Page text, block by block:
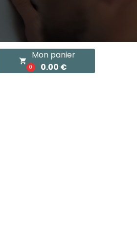
local_grocery_store
0
Mon panier
0.00 €